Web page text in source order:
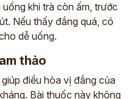
khi trà còn ấm, trước
Nếu thấy đắng quá, có
dễ uống.
thảo
điều hòa vị đắng của
Bài thuốc này không